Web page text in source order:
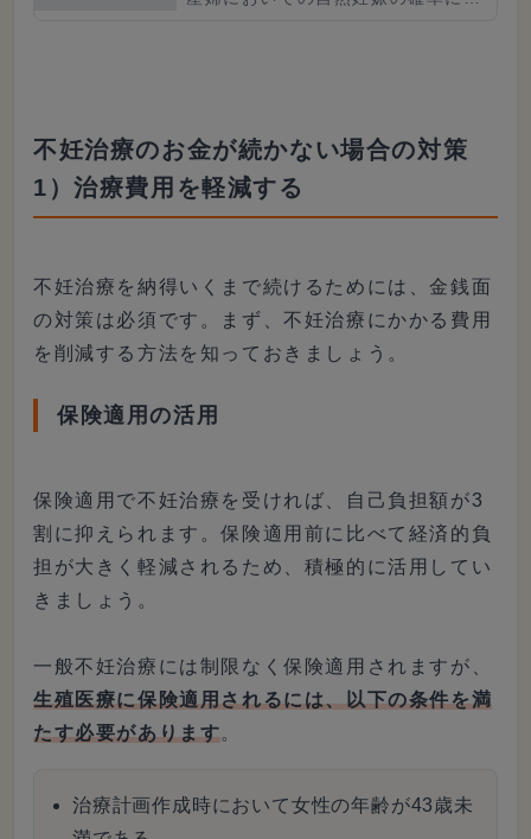
不妊治療のお金が続かない場合の対策
1）治療費用を軽減する
不妊治療を納得いくまで続けるためには、金銭面
の対策は必須です。まず、不妊治療にかかる費用
を削減する方法を知っておきましょう。
保険適用の活用
保険適用で不妊治療を受ければ、自己負担額が3
割に抑えられます。保険適用前に比べて経済的負
担が大きく軽減されるため、積極的に活用してい
きましょう。
一般不妊治療には制限なく保険適用されますが、
生殖医療に保険適用されるには、以下の条件を満
たす必要があります。
治療計画作成時において女性の年齢が43歳未